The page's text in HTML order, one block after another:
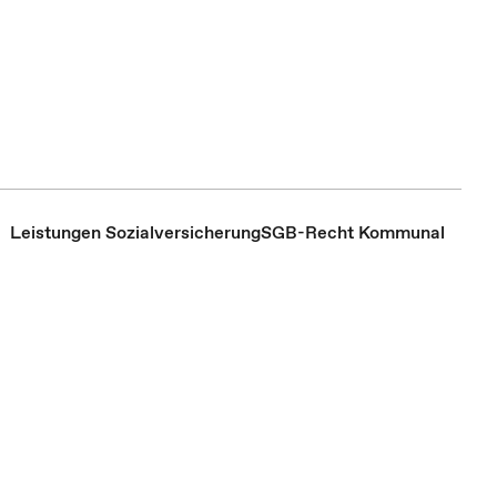
Leistungen SozialversicherungSGB-Recht Kommunal